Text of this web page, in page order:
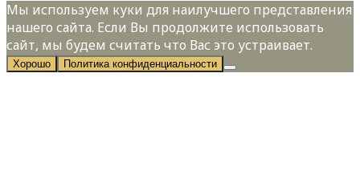
Мы используем куки для наилучшего представления
нашего сайта. Если Вы продолжите использовать
сайт, мы будем считать что Вас это устраивает.
Хорошо Политика конфиденциальности